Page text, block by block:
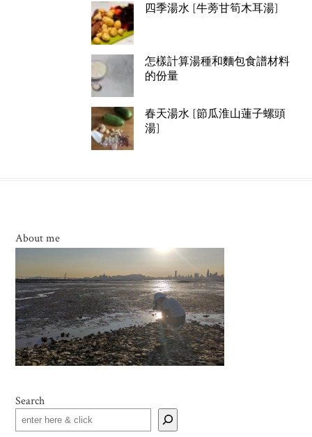
四季湯水 [牛蒡甘筍木耳湯]
怎樣計算湯種和麵包食譜材料
的份量
春天湯水 [節瓜淮山蓮子螺頭
湯]
About me
Search